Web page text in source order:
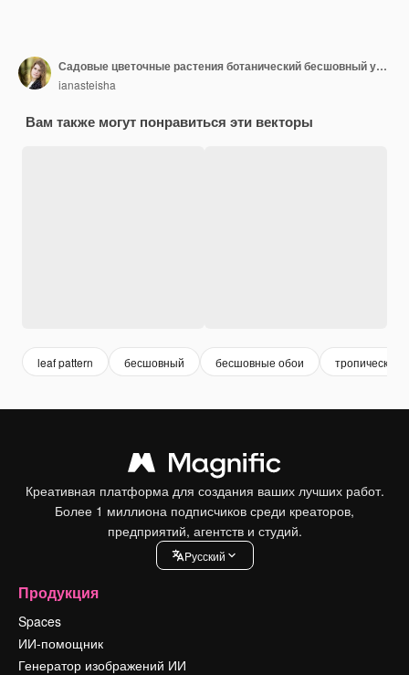
Садовые цветочные растения ботанический бесшовный узор векторный дизайн для декора интерьера обивочной ткани Симпатичный узор с веткой растения
ianasteisha
Вам также могут понравиться эти векторы
leaf pattern бесшовный бесшовные обои тропические
Креативная платформа для создания ваших лучших работ.
Более 1 миллиона подписчиков среди креаторов,
предприятий, агентств и студий.
Pусский
Продукция
Spaces
ИИ-помощник
Генератор изображений ИИ